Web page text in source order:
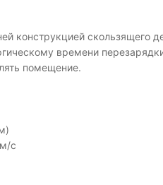
конструкцией скользящего
времени
помещение.
с